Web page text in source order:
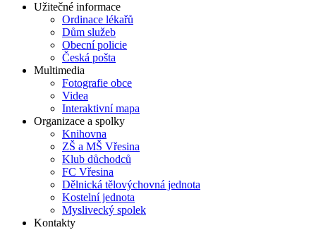
Užitečné informace
Ordinace lékařů
Dům služeb
Obecní policie
Česká pošta
Multimedia
Fotografie obce
Videa
Interaktivní mapa
Organizace a spolky
Knihovna
ZŠ a MŠ Vřesina
Klub důchodců
FC Vřesina
Dělnická tělovýchovná jednota
Kostelní jednota
Myslivecký spolek
Kontakty